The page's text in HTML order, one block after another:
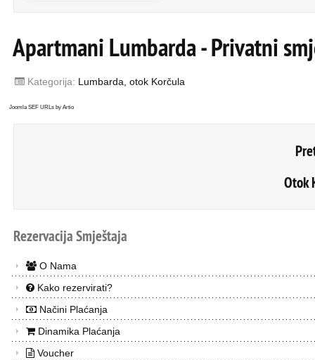
Apartmani Lumbarda - Privatni
Kategorija: Lumbarda, otok Korčula
Joomla SEF URLs by Artio
Otok
RezervacijaSmještaja
O Nama
Kako rezervirati?
Načini Plaćanja
Dinamika Plaćanja
Voucher